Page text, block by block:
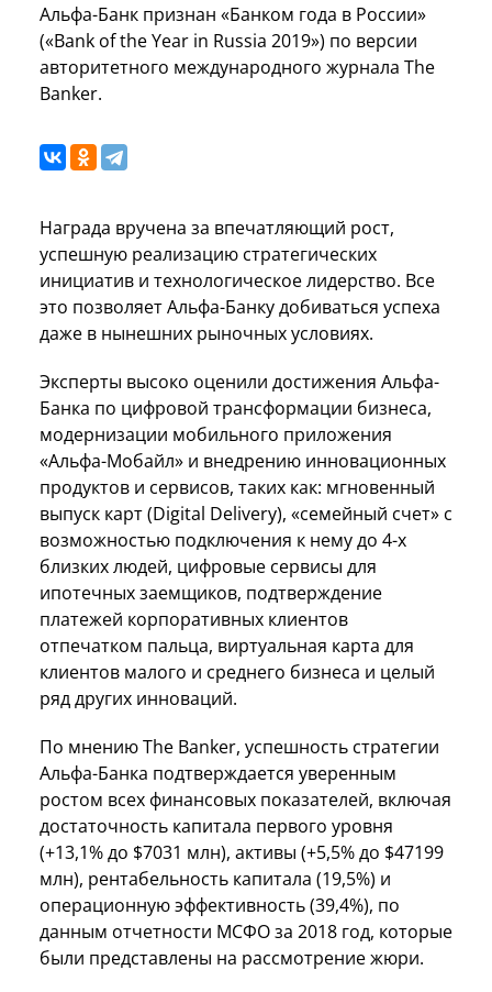
Альфа-Банк признан «Банком года в России»
(«Bank of the Year in Russia 2019») по версии
авторитетного международного журнала The
Banker.
Награда вручена за впечатляющий рост,
успешную реализацию стратегических
инициатив и технологическое лидерство. Все
это позволяет Альфа-Банку добиваться успеха
даже в нынешних рыночных условиях.
Эксперты высоко оценили достижения Альфа-
Банка по цифровой трансформации бизнеса,
модернизации мобильного приложения
«Альфа-Мобайл» и внедрению инновационных
продуктов и сервисов, таких как: мгновенный
выпуск карт (Digital Delivery), «семейный счет» с
возможностью подключения к нему до 4-х
близких людей, цифровые сервисы для
ипотечных заемщиков, подтверждение
платежей корпоративных клиентов
отпечатком пальца, виртуальная карта для
клиентов малого и среднего бизнеса и целый
ряд других инноваций.
По мнению The Banker, успешность стратегии
Альфа-Банка подтверждается уверенным
ростом всех финансовых показателей, включая
достаточность капитала первого уровня
(+13,1% до $7031 млн), активы (+5,5% до $47199
млн), рентабельность капитала (19,5%) и
операционную эффективность (39,4%), по
данным отчетности МСФО за 2018 год, которые
были представлены на рассмотрение жюри.